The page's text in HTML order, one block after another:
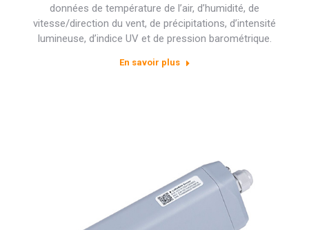
données de température de l’air, d’humidité, de
vitesse/direction du vent, de précipitations, d’intensité
lumineuse, d’indice UV et de pression barométrique.
En savoir plus